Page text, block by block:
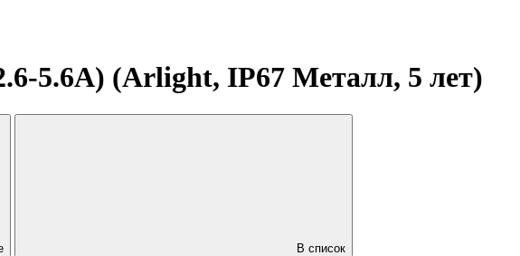
5.6A) (Arlight, IP67 Металл, 5 лет)
В список